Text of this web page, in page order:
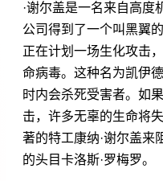
·谢尔盖是一名来自高度
公司得到了一个叫黑翼
正在计划一场生化攻击
命病毒。这种名为凯伊
时内会杀死受害者。如
击，许多无辜的生命将
著的特工康纳·谢尔盖来
的头目卡洛斯·罗梅罗。